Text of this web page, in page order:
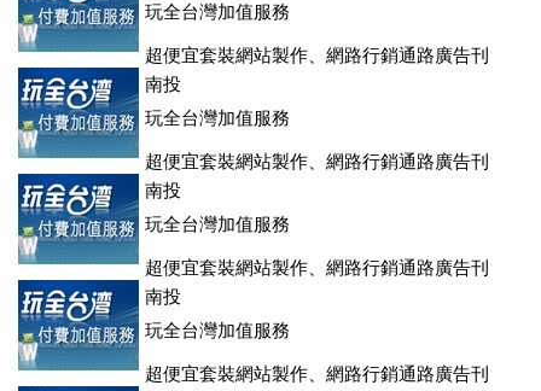
玩全台灣加值服務
超便宜套裝網站製作、網路行銷通路廣告刊
登、訂房系統、客房委託旅行社銷售，全面優惠中....
南投
玩全台灣加值服務
超便宜套裝網站製作、網路行銷通路廣告刊
登、訂房系統、客房委託旅行社銷售，全面優惠中....
南投
玩全台灣加值服務
超便宜套裝網站製作、網路行銷通路廣告刊
登、訂房系統、客房委託旅行社銷售，全面優惠中....
南投
玩全台灣加值服務
超便宜套裝網站製作、網路行銷通路廣告刊